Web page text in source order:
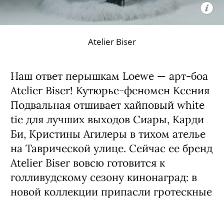
Atelier Biser
Наш ответ перышкам Loewe — арт-боа
Atelier Biser! Кутюрье-феномен Ксения
Подвальная отшивает хайповый white
tie для лучших выходов Сиары, Карди
Би, Кристины Агилеры в тихом ателье
на Таврической улице. Сейчас ее бренд
Atelier Biser вовсю готовится к
голливудскому сезону кинонаград: в
новой коллекции припасли гротескные